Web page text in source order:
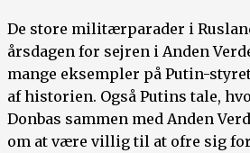
De store militærparader i
årsdagen for sejren i Anden
mange eksempler på Putin-
af historien. Også Putins tale,
Donbas sammen med Anden
om at være villig til at ofre sig